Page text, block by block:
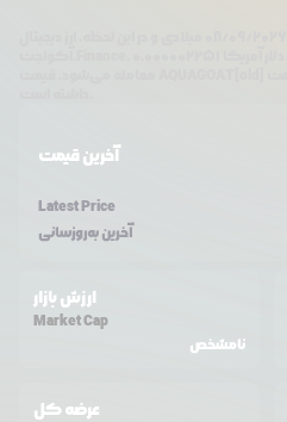
آخرین قیمت
Latest Price
آخرین به‌روزسانی
ارزش بازار
Market Cap
نامشخص
عرضه کل